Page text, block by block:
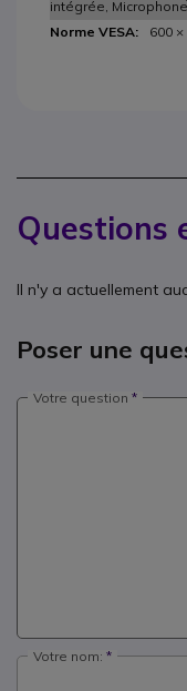
intégrée,
600
Questions
Il n'y a actuellement
Poser une
Votre question
Votre nom: